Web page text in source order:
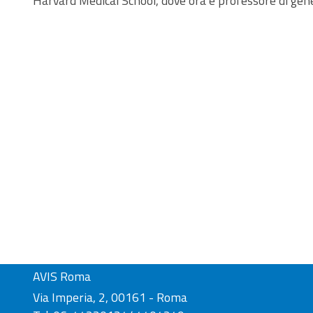
AVIS Roma
Via Imperia, 2, 00161 - Roma